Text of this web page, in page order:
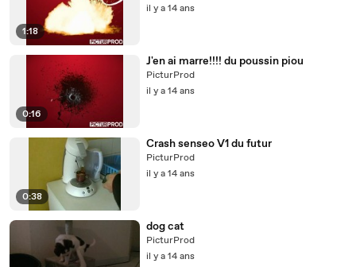
1:18
il y a 14 ans
0:16
J'en ai marre!!!! du poussin piou
PicturProd
il y a 14 ans
0:38
Crash senseo V1 du futur
PicturProd
il y a 14 ans
dog cat
PicturProd
il y a 14 ans